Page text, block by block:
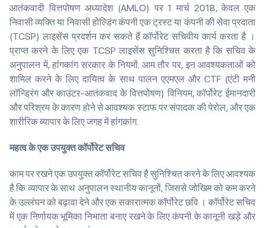
आतंकवादी वित्तपोषण अध्यादेश (AMLO) पर 1 मार्च 2018, केवल एक
निवासी व्यक्ति या निवासी होल्डिंग कंपनी एक ट्रस्ट या कंपनी की सेवा प्रदाता
(TCSP) लाइसेंस प्रदर्शन कर सकते हैं कॉर्पोरेट सचिवीय कार्य करता है ।
प्राप्त करने के लिए एक TCSP लाइसेंस सुनिश्चित करता है कि सचिव के
अनुपालन में, हांगकांग सरकार के नियमों. आम तौर पर, इन आवश्यकताओं को
शामिल करने के लिए दायित्व के साथ पालन एएमएल और CTF (एंटी मनी
लॉन्ड्रिंग और काउंटर-आतंकवाद के वित्तपोषण) विनियम, कॉर्पोरेट ईमानदारी
और परिश्रम के कारण होने से आवश्यक स्टाफ पर संपादक की पेरोल, और एक
शारीरिक व्यापार के लिए जगह में हांगकांग.
महत्वकेएकउपयुक्तकॉर्पोरेटसचिव
काम पर रखने एक उपयुक्त कॉर्पोरेट सचिव है सुनिश्चित करने के लिए आवश्यक
है कि व्यापार के साथ अनुपालन स्थानीय कानूनों, जिससे जोखिम को कम करने
के उल्लंघन को बढ़ावा देने और एक सकारात्मक कॉर्पोरेट छवि । कॉर्पोरेट सचिव
में एक निर्णायक भूमिका निभाता बनाए रखने के लिए कंपनी के कानूनी खड़े और